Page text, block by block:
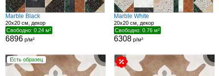
Marble Black
20x20 см, декор
Свободно: 0.24 м²
6896 р/м²
Marble White
20x20 см, декор
Свободно: 0.76 м²
6308 р/м²
Есть образец